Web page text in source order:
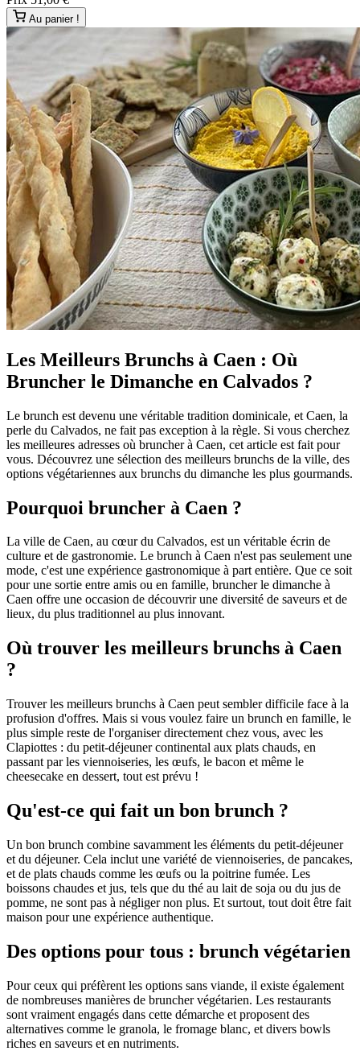
Au panier !
Les Meilleurs Brunchs à Caen : Où
Bruncher le Dimanche en Calvados ?
Le brunch est devenu une véritable tradition dominicale, et Caen, la
perle du Calvados, ne fait pas exception à la règle. Si vous cherchez
les meilleures adresses où bruncher à Caen, cet article est fait pour
vous. Découvrez une sélection des meilleurs brunchs de la ville, des
options végétariennes aux brunchs du dimanche les plus gourmands.
Pourquoi bruncher à Caen ?
La ville de Caen, au cœur du Calvados, est un véritable écrin de
culture et de gastronomie. Le brunch à Caen n'est pas seulement une
mode, c'est une expérience gastronomique à part entière. Que ce soit
pour une sortie entre amis ou en famille, bruncher le dimanche à
Caen offre une occasion de découvrir une diversité de saveurs et de
lieux, du plus traditionnel au plus innovant.
Où trouver les meilleurs brunchs à Caen
?
Trouver les meilleurs brunchs à Caen peut sembler difficile face à la
profusion d'offres. Mais si vous voulez faire un brunch en famille, le
plus simple reste de l'organiser directement chez vous, avec les
Clapiottes : du petit-déjeuner continental aux plats chauds, en
passant par les viennoiseries, les œufs, le bacon et même le
cheesecake en dessert, tout est prévu !
Qu'est-ce qui fait un bon brunch ?
Un bon brunch combine savamment les éléments du petit-déjeuner
et du déjeuner. Cela inclut une variété de viennoiseries, de pancakes,
et de plats chauds comme les œufs ou la poitrine fumée. Les
boissons chaudes et jus, tels que du thé au lait de soja ou du jus de
pomme, ne sont pas à négliger non plus. Et surtout, tout doit être fait
maison pour une expérience authentique.
Des options pour tous : brunch végétarien
Pour ceux qui préfèrent les options sans viande, il existe également
de nombreuses manières de bruncher végétarien. Les restaurants
sont vraiment engagés dans cette démarche et proposent des
alternatives comme le granola, le fromage blanc, et divers bowls
riches en saveurs et en nutriments.